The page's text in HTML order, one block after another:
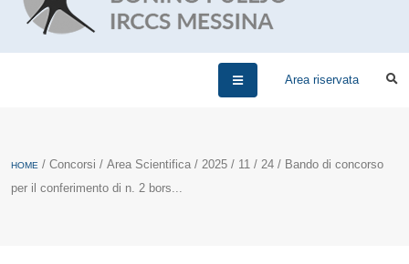
Area riservata
HOME / Concorsi / Area Scientifica / 2025 / 11 / 24 / Bando di concorso
per il conferimento di n. 2 bors...